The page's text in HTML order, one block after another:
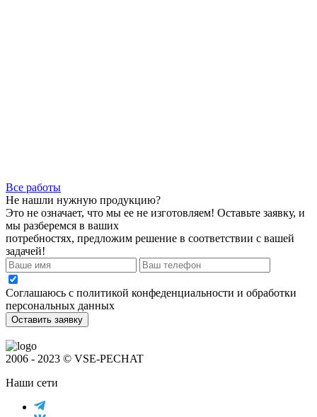
Все работы
Не нашли нужную продукцию?
Это не означает, что мы ее не изготовляем! Оставьте заявку, и
мы разберемся в ваших
потребностях, предложим решение в соответствии с вашей
задачей!
Соглашаюсь с политикой конфеденциальности и обработки
персональных данных
2006 - 2023 © VSE-PECHAT
Наши сети